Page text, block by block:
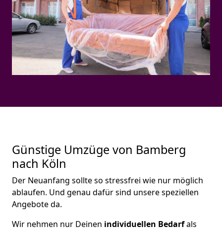
Günstige Umzüge von Bamberg
nach Köln
Der Neuanfang sollte so stressfrei wie nur möglich
ablaufen. Und genau dafür sind unsere speziellen
Angebote da.
Wir nehmen nur Deinen individuellen Bedarfals